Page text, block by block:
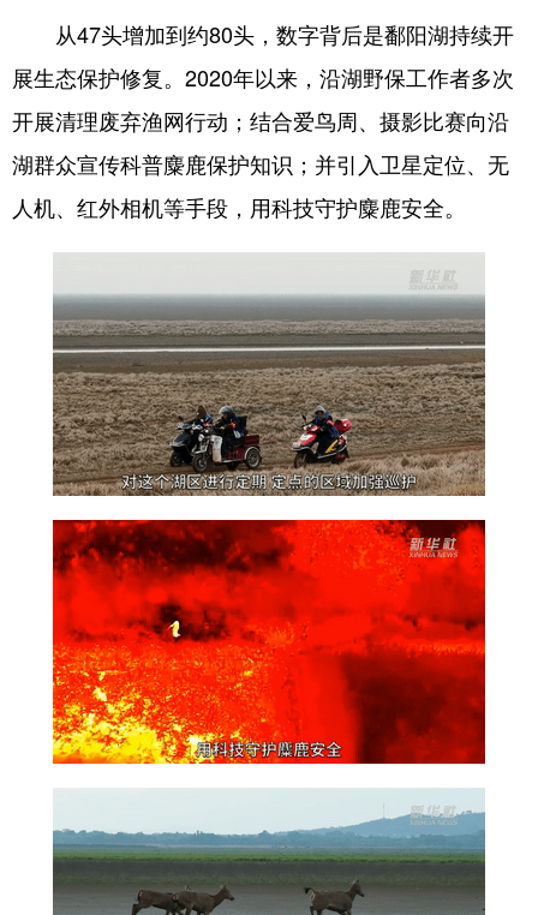
从47头增加到约80头，数字背后是鄱阳湖持续开
展生态保护修复。2020年以来，沿湖野保工作者多次
开展清理废弃渔网行动；结合爱鸟周、摄影比赛向沿
湖群众宣传科普麋鹿保护知识；并引入卫星定位、无
人机、红外相机等手段，用科技守护麋鹿安全。